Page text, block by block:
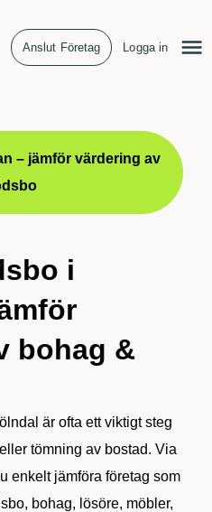
Anslut Företag Logga in
– jämför värdering av
i
bohag &
är ofta ett viktigt steg
tömning av bostad. Via
enkelt jämföra företag som
bohag, lösöre, möbler,